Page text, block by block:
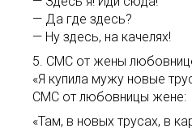
— Да где здесь?
— Ну здесь, на качелях!
5. СМС от жены
«Я купила мужу новые
СМС от любовницы жене:
«Там, в новых трусах, в